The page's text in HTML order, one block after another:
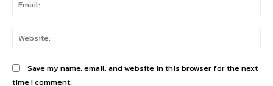
Save my name, email, and website in this browser for the next
time I comment.